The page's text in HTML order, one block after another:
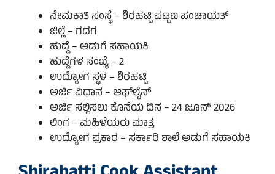
ನೇಮಕಾತಿ ಸಂಸ್ಥೆ – ಶಿರಹಟ್ಟಿ ಪಟ್ಟಣ ಪಂಚಾಯತ್
ಜಿಲ್ಲೆ – ಗದಗ
ಹುದ್ದೆ – ಅಡುಗೆ ಸಹಾಯಕಿ
ಹುದ್ದೆಗಳ ಸಂಖ್ಯೆ – 2
ಉದ್ಯೋಗ ಸ್ಥಳ – ಶಿರಹಟ್ಟಿ
ಅರ್ಜಿ ವಿಧಾನ – ಆಫ್‌ಲೈನ್
ಅರ್ಜಿ ಸಲ್ಲಿಸಲು ಕೊನೆಯ ದಿನ – 24 ಜೂನ್ 2026
ಲಿಂಗ – ಮಹಿಳೆಯರು ಮಾತ್ರ
ಉದ್ಯೋಗ ಪ್ರಕಾರ – ಸರ್ಕಾರಿ ಶಾಲೆ ಅಡುಗೆ ಸಹಾಯಕಿ